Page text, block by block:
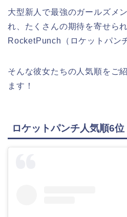
大型新人で最強のガールズメ
れ、たくさんの期待を寄せら
RocketPunch（ロケットパン
そんな彼女たちの人気順をご
ます！
ロケットパンチ人気順6